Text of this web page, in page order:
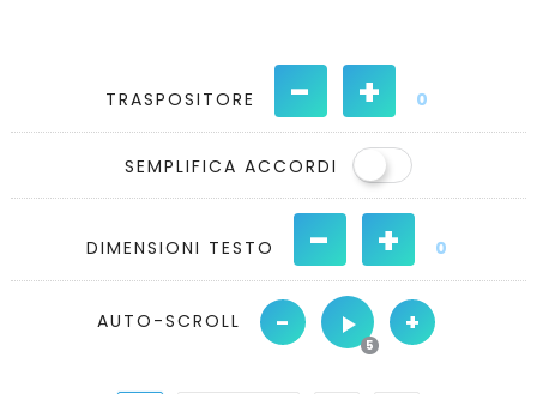
TRASPOSITORE - + 0
SEMPLIFICA ACCORDI
DIMENSIONI TESTO - + 0
AUTO-SCROLL - +